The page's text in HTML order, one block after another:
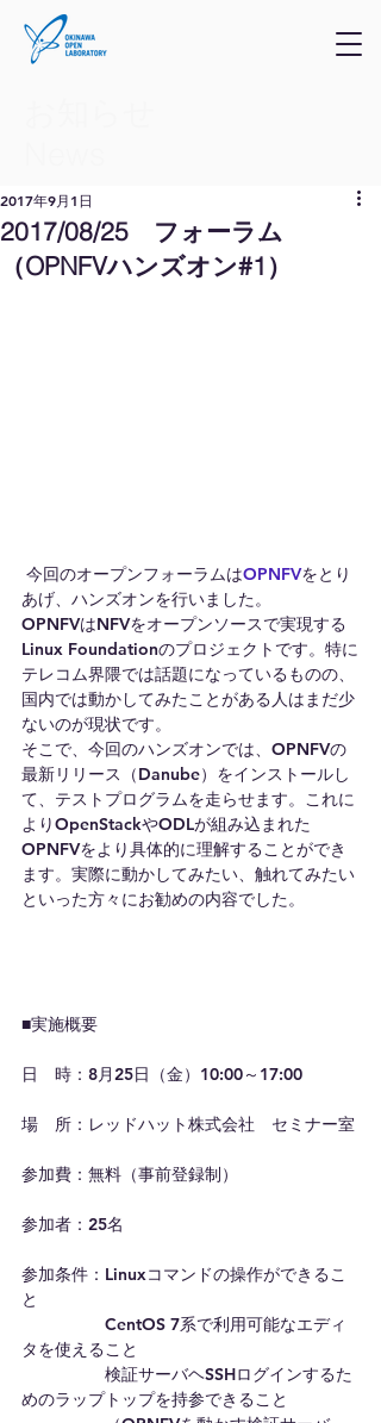
2017/08/25 フォーラム
（OPNFVハンズオン#1）
2017年9月1日
今回のオープンフォーラムはOPNFVをとり
あげ、ハンズオンを行いました。
OPNFVはNFVをオープンソースで実現する
Linux Foundationのプロジェクトです。特に
テレコム界隈では話題になっているものの、
国内では動かしてみたことがある人はまだ少
ないのが現状です。
そこで、今回のハンズオンでは、OPNFVの
最新リリース（Danube）をインストールし
て、テストプログラムを走らせます。これに
よりOpenStackやODLが組み込まれた
OPNFVをより具体的に理解することができ
ます。実際に動かしてみたい、触れてみたい
といった方々にお勧めの内容でした。
■実施概要
日　時：8月25日（金）10:00～17:00
場　所：レッドハット株式会社　セミナー室
参加費：無料（事前登録制）
参加者：25名
参加条件：Linuxコマンドの操作ができるこ
と
CentOS 7系で利用可能なエディ
タを使えること
検証サーバヘSSHログインするた
めのラップトップを持参できること